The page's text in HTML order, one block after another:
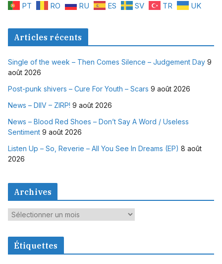
PT
RO RU ES SV TR UK
Articles récents
Single of the week – Then Comes Silence – Judgement Day 9
août 2026
Post-punk shivers – Cure For Youth – Scars 9 août 2026
News – DIIV – ZIRP! 9 août 2026
News – Blood Red Shoes – Don’t Say A Word / Useless
Sentiment 9 août 2026
Listen Up – So, Reverie – All You See In Dreams (EP) 8 août
2026
Archives
A
c
Étiquettes